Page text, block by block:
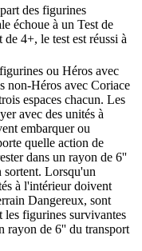
des figurines
échoue à un Test de
4+, le test est réussi à
ou Héros avec
non-Héros avec Coriace
espaces chacun. Les
avec des unités à
embarquer ou
quelle action de
dans un rayon de 6''
sortent. Lorsqu'un
à l'intérieur doivent
Dangereux, sont
les figurines survivantes
rayon de 6'' du transport